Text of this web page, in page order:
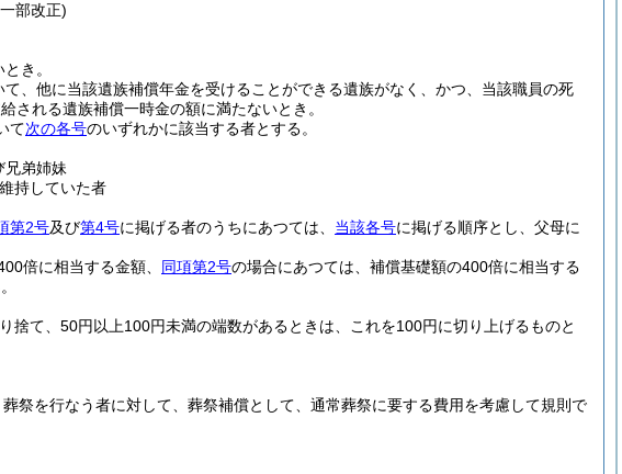
部改正)
き。
、他に当該遺族補償年金を受けることができる遺族がなく、かつ、当該職員の死
される遺族補償一時金の額に満たないとき。
て次の各号のいずれかに該当する者とする。
兄弟姉妹
持していた者
第2号及び第4号に掲げる者のうちにあつては、 当該各号に掲げる順序とし、父母に
倍に相当する金額、 同項第2号の場合にあつては、補償基礎額の400倍に相当する
捨て、50円以上100円未満の端数があるときは、これを100円に切り上げるものと
祭を行なう者に対して、葬祭補償として、通常葬祭に要する費用を考慮して規則で